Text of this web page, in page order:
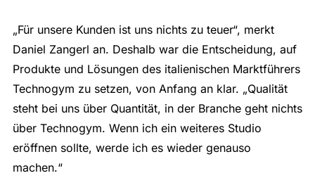
„Für unsere Kunden ist uns nichts zu teuer“, merkt
Daniel Zangerl an. Deshalb war die Entscheidung, auf
Produkte und Lösungen des italienischen Marktführers
Technogym zu setzen, von Anfang an klar. „Qualität
steht bei uns über Quantität, in der Branche geht nichts
über Technogym. Wenn ich ein weiteres Studio
eröffnen sollte, werde ich es wieder genauso
machen.“